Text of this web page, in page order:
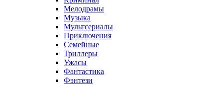
Мелодрамы
Музыка
Мультсериалы
Приключения
Семейные
Триллеры
Ужасы
Фантастика
Фэнтези